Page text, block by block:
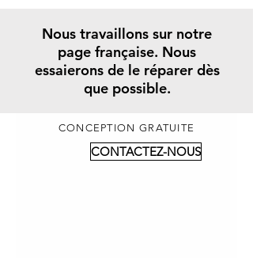
Nous travaillons sur notre
page française. Nous
essaierons de le réparer dès
que possible.
CONCEPTION GRATUITE
CONTACTEZ-NOUS